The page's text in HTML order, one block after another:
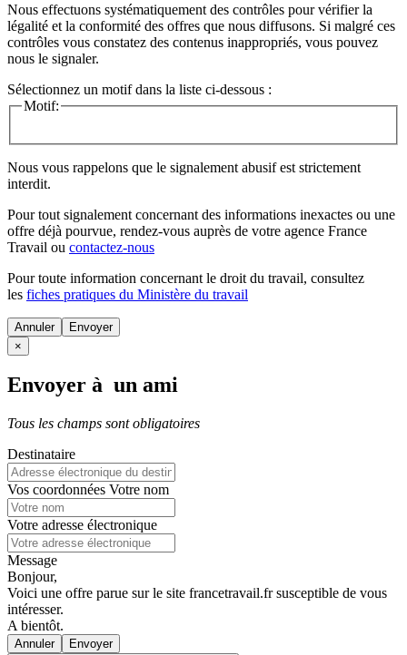
Nous effectuons systématiquement des contrôles pour vérifier la
légalité et la conformité des offres que nous diffusons. Si malgré ces
contrôles vous constatez des contenus inappropriés, vous pouvez
nous le signaler.
Sélectionnez un motif dans la liste ci-dessous :
Motif:
Nous vous rappelons que le signalement abusif est strictement
interdit.
Pour tout signalement concernant des informations inexactes ou une
offre déjà pourvue, rendez-vous auprès de votre agence France
Travail ou contactez-nous
Pour toute information concernant le droit du travail, consultez
les fiches pratiques du Ministère du travail
Annuler
×
Envoyer à un ami
Tous les champs sont obligatoires
Destinataire
Vos coordonnées Votre nom
Votre adresse électronique
Message
Bonjour,
Voici une offre parue sur le site francetravail.fr susceptible de vous
intéresser.
A bientôt.
Annuler